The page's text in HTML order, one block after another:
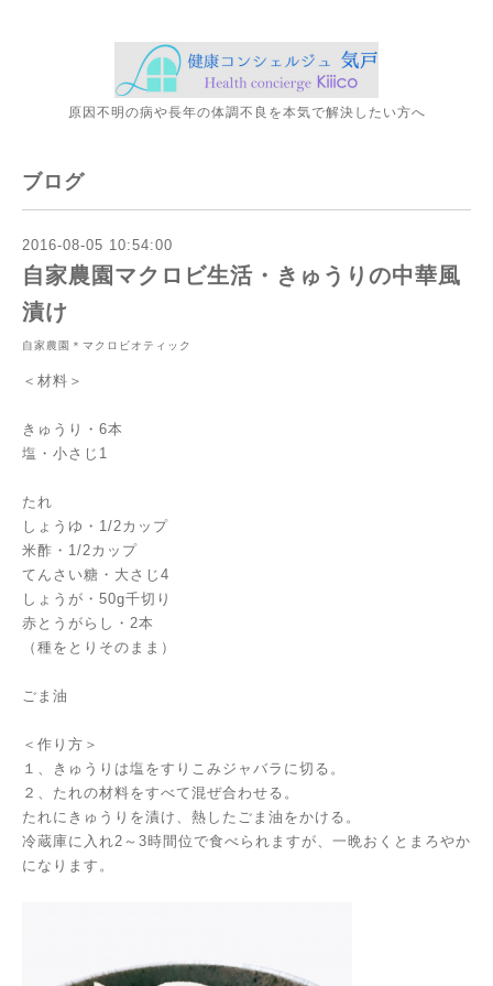
原因不明の病や長年の体調不良を本気で解決したい方へ
ブログ
2016-08-05 10:54:00
自家農園マクロビ生活・きゅうりの中華風
漬け
自家農園＊マクロビオティック
＜材料＞
きゅうり・6本
塩・小さじ1
たれ
しょうゆ・1/2カップ
米酢・1/2カップ
てんさい糖・大さじ4
しょうが・50g千切り
赤とうがらし・2本
（種をとりそのまま）
ごま油
＜作り方＞
１、きゅうりは塩をすりこみジャバラに切る。
２、たれの材料をすべて混ぜ合わせる。
たれにきゅうりを漬け、熱したごま油をかける。
冷蔵庫に入れ2～3時間位で食べられますが、一晩おくとまろやか
になります。